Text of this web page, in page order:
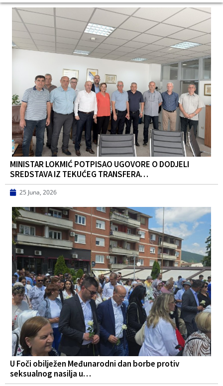
MINISTAR LOKMIĆ POTPISAO UGOVORE O DODJELI
SREDSTAVA IZ TEKUĆEG TRANSFERA…
25 Juna, 2026
U Foči obilježen Međunarodni dan borbe protiv
seksualnog nasilja u…